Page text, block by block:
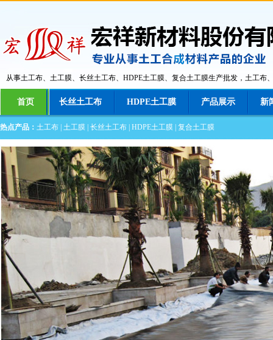
从事土工布、土工膜、长丝土工布、HDPE土工膜、复合土工膜生产批发，土工布
首页 长丝土工布 HDPE土工膜 产品展示 新
热点产品： 土工布 土工膜 长丝土工布 HDPE土工膜 复合土工膜